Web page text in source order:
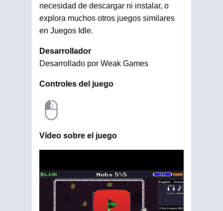
necesidad de descargar ni instalar, o
explora muchos otros juegos similares
en Juegos Idle.
Desarrollador
Desarrollado por Weak Games
Controles del juego
Vídeo sobre el juego